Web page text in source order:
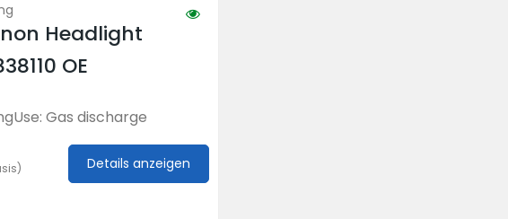
Headlight
OE
Gas discharge
Details anzeigen